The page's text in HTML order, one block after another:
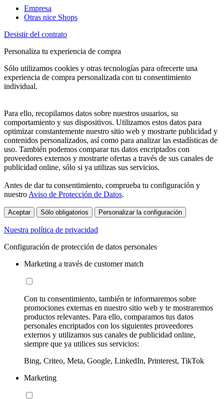
Empresa
Otras nice Shops
Desistir del contrato
Personaliza tu experiencia de compra
Sólo utilizamos cookies y otras tecnologías para ofrecerte una
experiencia de compra personalizada con tu consentimiento
individual.
Para ello, recopilamos datos sobre nuestros usuarios, su
comportamiento y sus dispositivos. Utilizamos estos datos para
optimizar constantemente nuestro sitio web y mostrarte publicidad y
contenidos personalizados, así como para analizar las estadísticas de
uso. También podemos comparar tus datos encriptados con
proveedores externos y mostrarte ofertas a través de sus canales de
publicidad online, sólo si ya utilizas sus servicios.
Antes de dar tu consentimiento, comprueba tu configuración y
nuestro Aviso de Protección de Datos.
Aceptar Sólo obligatorios Personalizar la configuración
Nuestra política de privacidad
Configuración de protección de datos personales
Marketing a través de customer match
Con tu consentimiento, también te informaremos sobre
promociones externas en nuestro sitio web y te mostraremos
productos relevantes. Para ello, comparamos tus datos
personales encriptados con los siguientes proveedores
externos y utilizamos sus canales de publicidad online,
siempre que ya utilices sus servicios:
Bing, Criteo, Meta, Google, LinkedIn, Printerest, TikTok
Marketing